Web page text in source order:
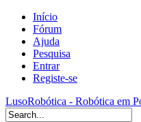
Início
Fórum
Ajuda
Pesquisa
Entrar
Registe-se
LusoRobótica - Robótica em